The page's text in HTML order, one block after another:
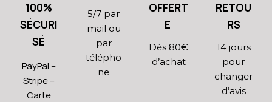
100%
SÉCURI
SÉ
PayPal –
Stripe –
Carte
5/7 par
mail ou
par
télépho
ne
OFFERT
E
Dès 80€
d’achat
RETOU
RS
14 jours
pour
changer
d’avis